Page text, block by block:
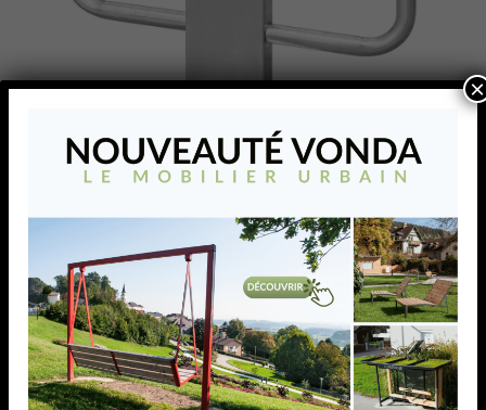
Arceau de parking TUB
2020
Cet arceau Merkur au design harmonieux et élégant,
×